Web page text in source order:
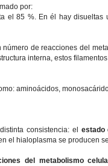
por:
el 85 %. En él hay
de reacciones del
interna, estos
aminoácidos,
consistencia: el estado
el hialoplasma se producen
del metabolismo